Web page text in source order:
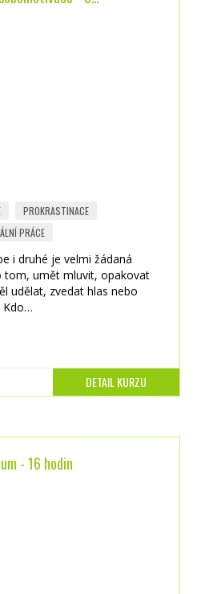
PROKRASTINACE
PRÁCE
i druhé je velmi žádaná
tom, umět mluvit, opakovat
udělat, zvedat hlas nebo
Kdo…
DETAIL KURZU
- 16 hodin